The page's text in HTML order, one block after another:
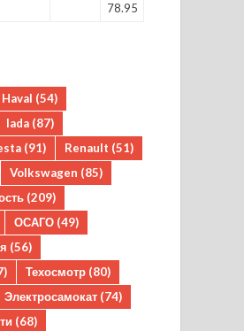
78.95
Haval (54)
lada (87)
(91) Renault (51)
Volkswagen (85)
(209)
ОСАГО (49)
(56)
Техосмотр (80)
Электросамокат (74)
(68)